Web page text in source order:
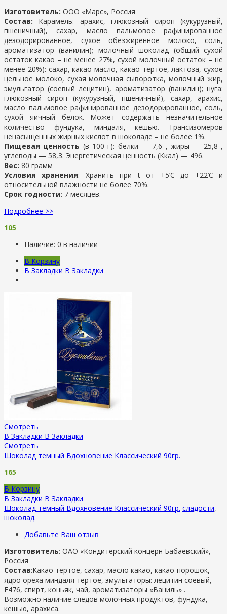
Изготовитель: ООО «Марс», Россия
Состав: Карамель: арахис, глюкозный сироп (кукурузный,
пшеничный), сахар, масло пальмовое рафинированное
дезодорированное, сухое обезжиренное молоко, соль,
ароматизатор (ванилин); молочный шоколад (общий сухой
остаток какао – не менее 27%, сухой молочный остаток – не
менее 20%): сахар, какао масло, какао тертое, лактоза, сухое
цельное молоко, сухая молочная сыворотка, молочный жир,
эмульгатор (соевый лецитин), ароматизатор (ванилин); нуга:
глюкозный сироп (кукурузный, пшеничный), сахар, арахис,
масло пальмовое рафинированное дезодорированное, соль,
сухой яичный белок. Может содержать незначительное
количество фундука, миндаля, кешью. Трансизомеров
ненасыщенных жирных кислот в шоколаде – не более 1%.
Пищевая ценность (в 100 г): белки — 7,6 , жиры — 25,8 ,
углеводы — 58,3. Энергетическая ценность (Ккал) — 496.
Вес: 80 грамм
Условия хранения: Хранить при t от +5’C до +22’C и
относительной влажности не более 70%.
Срок годности: 7 месяцев.
Подробнее >>
105
Наличие: 0 в наличии
В Корзину
В Закладки В Закладки
Смотреть
В Закладки В Закладки
Смотреть
Шоколад темный Вдохновение Классический 90гр.
165
В Корзину
В Закладки В Закладки
Шоколад темный Вдохновение Классический 90гр. сладости,
шоколад.
Добавьте Ваш отзыв
Изготовитель: ОАО «Кондитерский концерн Бабаевский»,
Россия
Состав:Какао тертое, сахар, масло какао, какао-порошок,
ядро ореха миндаля тертое, эмульгаторы: лецитин соевый,
Е476, спирт, коньяк, чай, ароматизаторы «Ваниль» .
Возможно наличие следов молочных продуктов, фундука,
кешью, арахиса.